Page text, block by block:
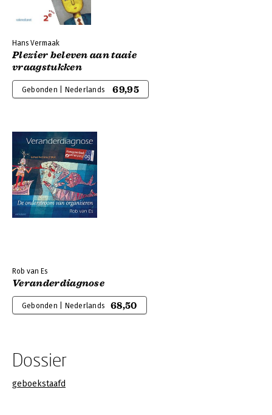
Hans Vermaak
Plezier beleven aan taaie
vraagstukken
Gebonden | Nederlands 69,95
Rob van Es
Veranderdiagnose
Gebonden | Nederlands 68,50
Dossier
geboekstaafd